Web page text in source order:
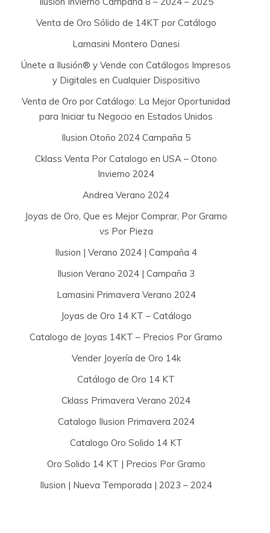
Venta de Oro Sólido de 14KT por Catálogo
Lamasini Montero Danesi
Únete a Ilusión® y Vende con Catálogos Impresos
y Digitales en Cualquier Dispositivo
Venta de Oro por Catálogo: La Mejor Oportunidad
para Iniciar tu Negocio en Estados Unidos
Ilusion Otoño 2024 Campaña 5
Cklass Venta Por Catalogo en USA – Otono
Invierno 2024
Andrea Verano 2024
Joyas de Oro, Que es Mejor Comprar, Por Gramo
vs Por Pieza
Ilusion | Verano 2024 | Campaña 4
Ilusion Verano 2024 | Campaña 3
Lamasini Primavera Verano 2024
Joyas de Oro 14 KT – Catálogo
Catalogo de Joyas 14KT – Precios Por Gramo
Vender Joyería de Oro 14k
Catálogo de Oro 14 KT
Cklass Primavera Verano 2024
Catalogo Ilusion Primavera 2024
Catalogo Oro Solido 14 KT
Oro Solido 14 KT | Precios Por Gramo
Ilusion | Nueva Temporada | 2023 – 2024